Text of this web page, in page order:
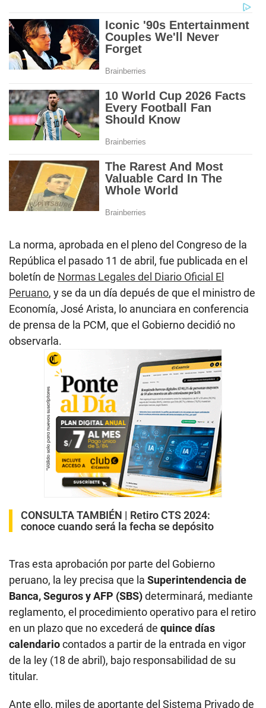
La norma, aprobada en el pleno del Congreso de la
República el pasado 11 de abril, fue publicada en el
boletín de Normas Legales del Diario Oficial El
Peruano, y se da un día depués de que el ministro de
Economía, José Arista, lo anunciara en conferencia
de prensa de la PCM, que el Gobierno decidió no
observarla.
CONSULTA TAMBIÉN | Retiro CTS 2024:
conoce cuando será la fecha se depósito
Tras esta aprobación por parte del Gobierno
peruano, la ley precisa que la Superintendencia de
Banca, Seguros y AFP (SBS)determinará, mediante
reglamento, el procedimiento operativo para el retiro
en un plazo que no excederá de quince días
calendariocontados a partir de la entrada en vigor
de la ley (18 de abril), bajo responsabilidad de su
titular.
Ante ello, miles de aportante del Sistema Privado de